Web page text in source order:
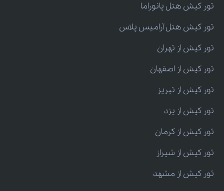
تور کیش هتل پانوراما
تور کیش هتل آرامیس پلاس
تور کیش از تهران
تور کیش از اصفهان
تور کیش از تبریز
تور کیش از یزد
تور کیش از کرمان
تور کیش از شیراز
تور کیش از مشهد